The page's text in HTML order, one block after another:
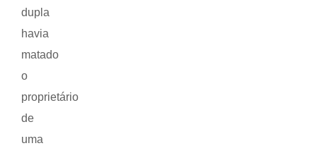
dupla
havia
matado
o
proprietário
de
uma